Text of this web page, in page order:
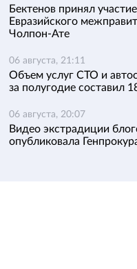
Бектенов принял
Евразийского
Чолпон-Ате
06 августа, 21:11
Объем услуг СТО и
за полугодие составил
06 августа, 20:07
Видео экстрадиции
опубликовала